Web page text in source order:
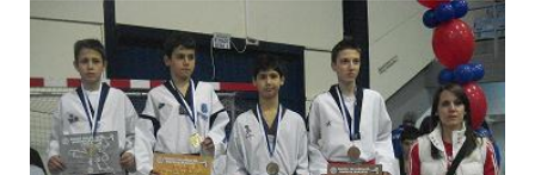
Πολιτική
Αθλητικά
Αστυνομικό Δελτίο